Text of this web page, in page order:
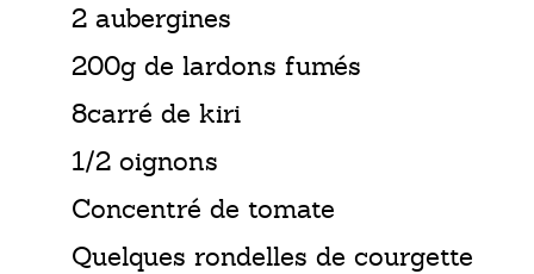
2 aubergines
200g de lardons fumés
8carré de kiri
1/2 oignons
Concentré de tomate
Quelques rondelles de courgette